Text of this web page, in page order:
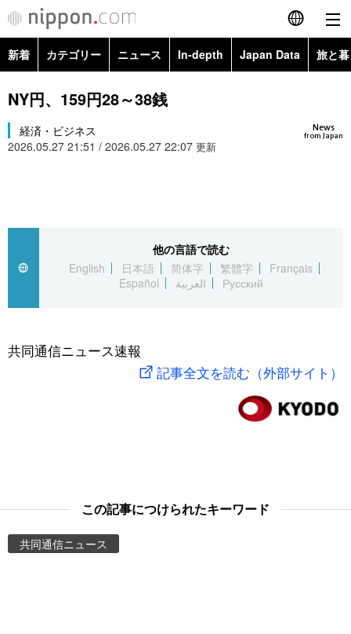
English
カテゴリー
スポーツ・東京2020
Topics
Images
新着 カテゴリー ニュース In-depth Japan Data 旅と
政治・外交
経済・ビジネス Images
NY円、159円28～38銭
News
from Japan
経済・ビジネス
2026.05.27 21:51 / 2026.05.27 22:07 更新
他の言語で読む
English
日本語 简体字 繁體字
Français
Español
العربية Русский
共同通信ニュース速報
記事全文を読む（外部サイト）
この記事につけられたキーワード
共同通信ニュース